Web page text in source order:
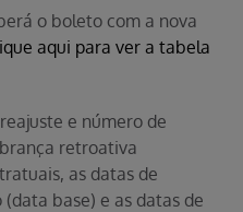
o boleto com a nova
aqui para ver a tabela
e número de
retroativa
as datas de
base) e as datas de